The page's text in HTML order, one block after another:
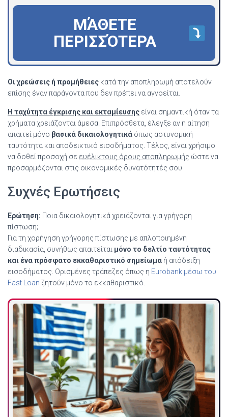
ΜΆΘΕΤΕ
ΠΕΡΙΣΣΌΤΕΡΑ
Οι χρεώσεις ή προμήθειες κατά την αποπληρωμή αποτελούν
επίσης έναν παράγοντα που δεν πρέπει να αγνοείται.
Η ταχύτητα έγκρισης και εκταμίευσης είναι σημαντική όταν τα
χρήματα χρειάζονται άμεσα. Επιπρόσθετα, έλεγξε αν η αίτηση
απαιτεί μόνο βασικά δικαιολογητικά όπως αστυνομική
ταυτότητα και αποδεικτικό εισοδήματος. Τέλος, είναι χρήσιμο
να δοθεί προσοχή σε ευέλικτους όρους αποπληρωμής ώστε να
προσαρμόζονται στις οικονομικές δυνατότητές σου
Συχνές Ερωτήσεις
Ερώτηση: Ποια δικαιολογητικά χρειάζονται για γρήγορη
πίστωση;
Για τη χορήγηση γρήγορης πίστωσης με απλοποιημένη
διαδικασία, συνήθως απαιτείται μόνο το δελτίο ταυτότητας
και ένα πρόσφατο εκκαθαριστικό σημείωμα ή απόδειξη
εισοδήματος. Ορισμένες τράπεζες όπως η Eurobank μέσω του
Fast Loan ζητούν μόνο το εκκαθαριστικό.